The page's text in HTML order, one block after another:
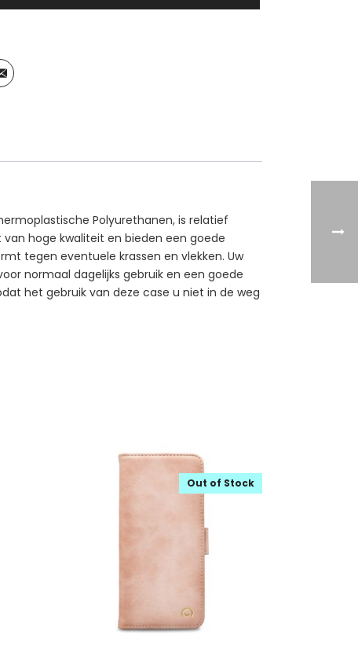
Polyurethanen, is relatief
hoge kwaliteit en bieden een goede
tegen eventuele krassen en vlekken. Uw
normaal dagelijks gebruik en een goede
het gebruik van deze case u niet in de weg
Out of Stock